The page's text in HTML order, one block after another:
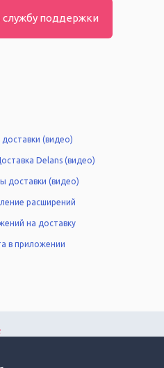
службу поддержки
(видео)
Delans (видео)
на доставку
доставки (видео)
в приложении
расширений